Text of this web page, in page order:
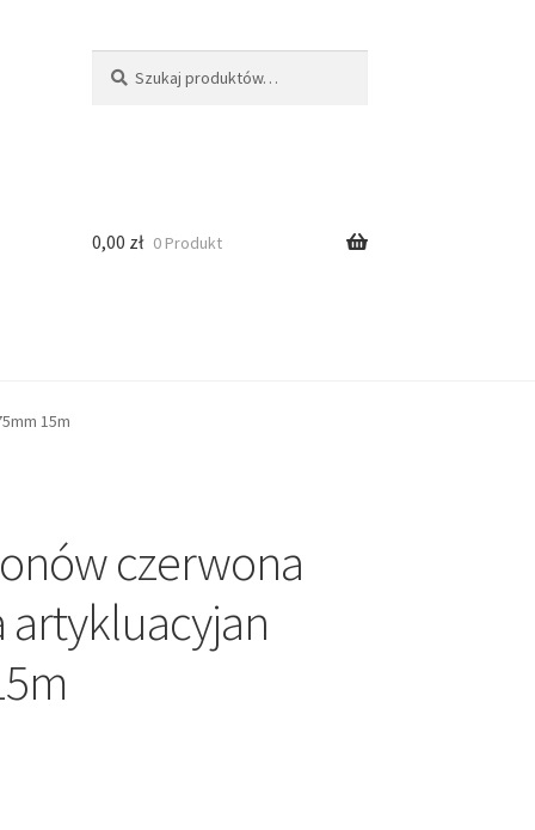
0,00 zł 0 Produkt
15m
czerwona